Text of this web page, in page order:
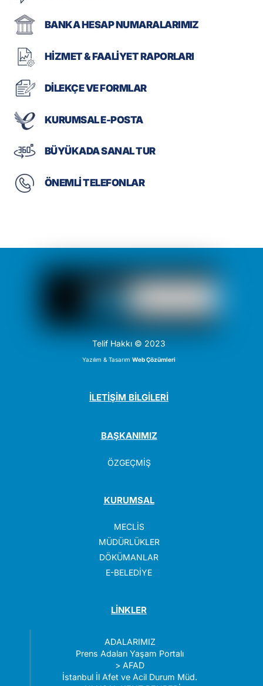
BANKA HESAP NUMARALARIMIZ
HİZMET & FAALİYET RAPORLARI
DİLEKÇE VE FORMLAR
KURUMSAL E-POSTA
BÜYÜKADA SANAL TUR
ÖNEMLİ TELEFONLAR
Telif Hakkı © 2023
Yazılım & TasarımWeb Çözümleri
İLETİŞİM BİLGİLERİ
BAŞKANIMIZ
ÖZGEÇMİŞ
KURUMSAL
MECLİS
MÜDÜRLÜKLER
DÖKÜMANLAR
E-BELEDİYE
LİNKLER
ADALARIMIZ
Prens Adaları Yaşam Portalı
>AFAD
İstanbul İl Afet ve Acil Durum Müd.